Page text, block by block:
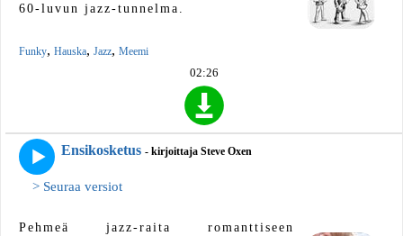
60-luvun jazz-tunnelma.
Funky, Hauska, Jazz, Meemi
02:26
Ensikosketus - kirjoittaja Steve Oxen
> Seuraa versiot
Pehmeä jazz-raita romanttiseen